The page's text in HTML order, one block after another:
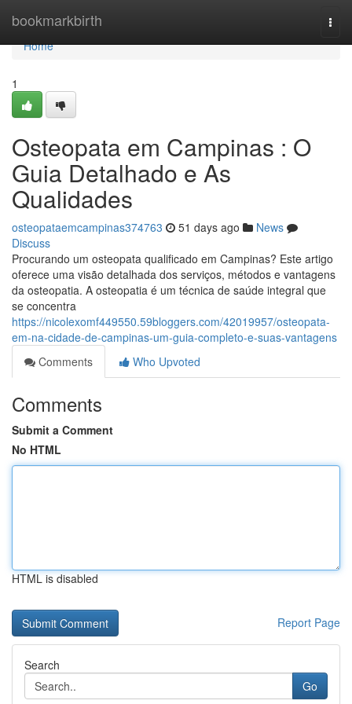
bookmarkbirth
Home
Home
1
Osteopata em Campinas : O
Guia Detalhado e As
Qualidades
osteopataemcampinas374763 51 days ago
News
Discuss
Procurando um osteopata qualificado em Campinas? Este artigo
oferece uma visão detalhada dos serviços, métodos e vantagens
da osteopatia. A osteopatia é um técnica de saúde integral que
se concentra
https://nicolexomf449550.59bloggers.com/42019957/osteopata-
em-na-cidade-de-campinas-um-guia-completo-e-suas-vantagens
Comments
Who Upvoted
Comments
Submit a Comment
No HTML
HTML is disabled
Report Page
Search
Go